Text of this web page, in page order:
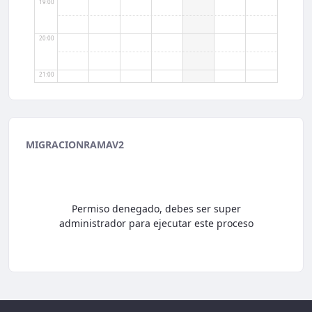
19:00
20:00
21:00
23:00
MIGRACIONRAMAV2
Permiso denegado, debes ser super
administrador para ejecutar este proceso